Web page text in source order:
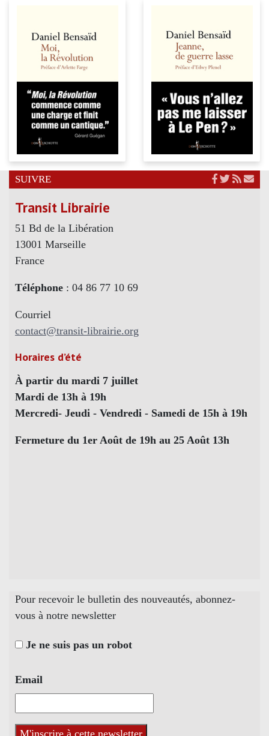
SUIVRE
Transit Librairie
51 Bd de la Libération
13001 Marseille
France
Téléphone : 04 86 77 10 69
Courriel
contact@transit-librairie.org
Horaires d’été
À partir du mardi 7 juillet
Mardi de 13h à 19h
Mercredi- Jeudi - Vendredi - Samedi de 15h à 19h
Fermeture du 1er Août de 19h au 25 Août 13h
Pour recevoir le bulletin des nouveautés, abonnez-
vous à notre newsletter
Je ne suis pas un robot
Email